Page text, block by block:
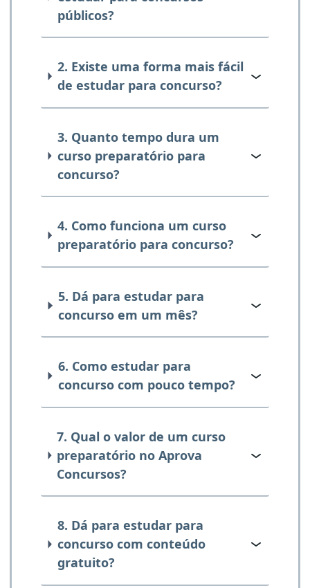
públicos?
2. Existe uma forma mais fácil
de estudar para concurso?
3. Quanto tempo dura um
curso preparatório para
concurso?
4. Como funciona um curso
preparatório para concurso?
5. Dá para estudar para
concurso em um mês?
6. Como estudar para
concurso com pouco tempo?
7. Qual o valor de um curso
preparatório no Aprova
Concursos?
8. Dá para estudar para
concurso com conteúdo
gratuito?